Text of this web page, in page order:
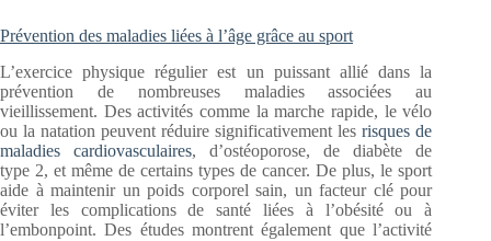
Prévention des maladies liées à l’âge grâce au sport
L’exercice physique régulier est un puissant allié dans la
prévention de nombreuses maladies associées au
vieillissement. Des activités comme la marche rapide, le vélo
ou la natation peuvent réduire significativement lesrisques de
maladies cardiovasculaires, d’ostéoporose, de diabète de
type 2, et même de certains types de cancer. De plus, le sport
aide à maintenir un poids corporel sain, un facteur clé pour
éviter les complications de santé liées à l’obésité ou à
l’embonpoint. Des études montrent également que l’activité